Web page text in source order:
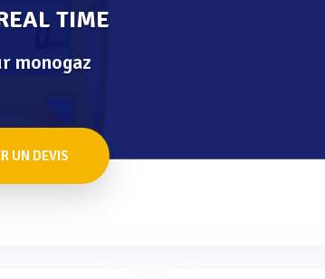
TIME
monogaz
UN DEVIS